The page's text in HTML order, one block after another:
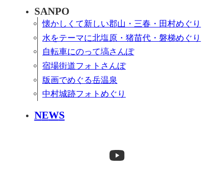
SANPO
懐かしくて新しい郡山・三春・田村めぐり
水をテーマに北塩原・猪苗代・磐梯めぐり
自転車にのって塙さんぽ
宿場街道フォトさんぽ
版画でめぐる岳温泉
中村城跡フォトめぐり
NEWS